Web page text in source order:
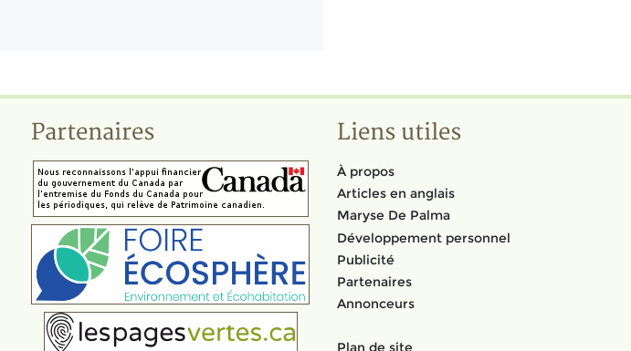
Partenaires Liens utiles
À propos
Articles en anglais
Maryse De Palma
Développement personnel
Publicité
Partenaires
Annonceurs
Plan de site